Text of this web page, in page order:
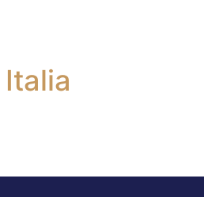
Italia